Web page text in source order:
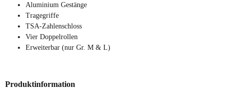
Aluminium Gestänge
Tragegriffe
TSA-Zahlenschloss
Vier Doppelrollen
Erweiterbar (nur Gr. M & L)
Produktinformation